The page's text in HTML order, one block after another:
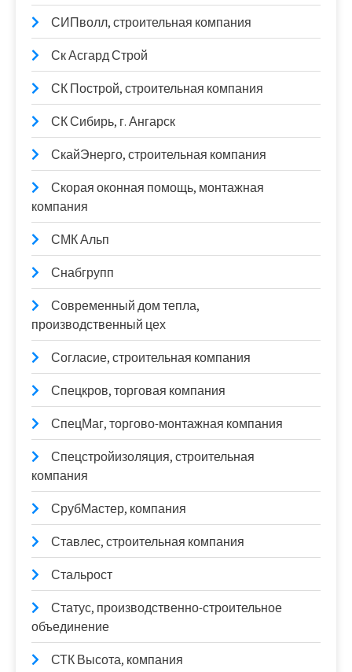
СИПволл, строительная компания
Ск Асгард Строй
СК Построй, строительная компания
СК Сибирь, г. Ангарск
СкайЭнерго, строительная компания
Скорая оконная помощь, монтажная
компания
СМК Альп
Снабгрупп
Современный дом тепла,
производственный цех
Согласие, строительная компания
Спецкров, торговая компания
СпецМаг, торгово-монтажная компания
Спецстройизоляция, строительная
компания
СрубМастер, компания
Ставлес, строительная компания
Стальрост
Статус, производственно-строительное
объединение
СТК Высота, компания